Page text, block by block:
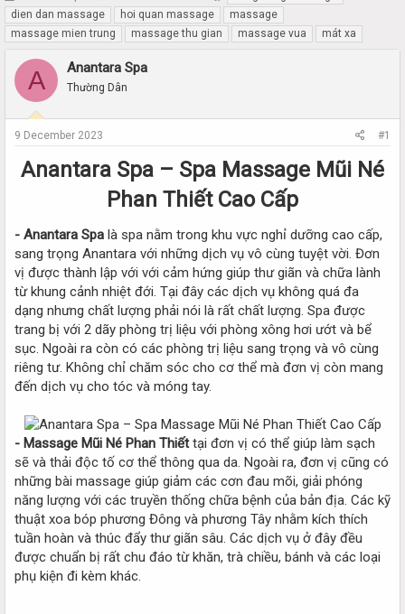
h
r
e
d
s
r
e
t
a
r
d
a
dien dan massage
hoi quan massage
massage
massage mien trung
massage thu gian massage vua mát xa
A Anantara Spa
Thường Dân
9 December 2023 #1
Anantara Spa – Spa Massage Mũi Né
Phan Thiết Cao Cấp
- Anantara Spa là spa nằm trong khu vực nghỉ dưỡng cao cấp,
sang trọng Anantara với những dịch vụ vô cùng tuyệt vời. Đơn
vị được thành lập với với cảm hứng giúp thư giãn và chữa lành
từ khung cảnh nhiệt đới. Tại đây các dịch vụ không quá đa
dạng nhưng chất lượng phải nói là rất chất lượng. Spa được
trang bị với 2 dãy phòng trị liệu với phòng xông hơi ướt và bể
sục. Ngoài ra còn có các phòng trị liệu sang trọng và vô cùng
riêng tư. Không chỉ chăm sóc cho cơ thể mà đơn vị còn mang
đến dịch vụ cho tóc và móng tay.
- Massage Mũi Né Phan Thiếttại đơn vị có thể giúp làm sạch
sẽ và thải độc tố cơ thể thông qua da. Ngoài ra, đơn vị cũng có
những bài massage giúp giảm các cơn đau mõi, giải phóng
năng lượng với các truyền thống chữa bệnh của bản địa. Các kỹ
thuật xoa bóp phương Đông và phương Tây nhằm kích thích
tuần hoàn và thúc đẩy thư giãn sâu. Các dịch vụ ở đây đều
được chuẩn bị rất chu đáo từ khăn, trà chiều, bánh và các loại
phụ kiện đi kèm khác.